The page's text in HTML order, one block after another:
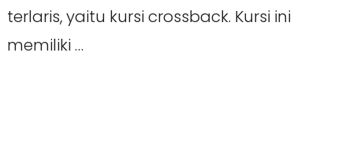
terlaris, yaitu kursi crossback. Kursi ini
memiliki …